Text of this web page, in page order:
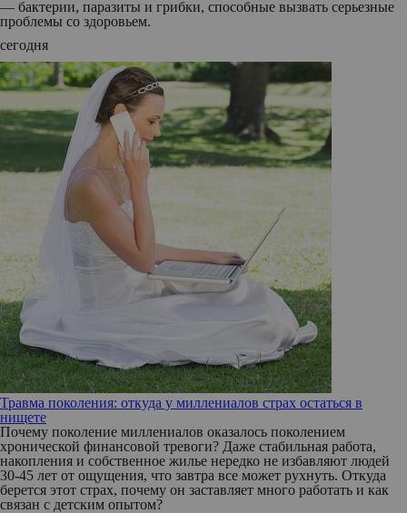
— бактерии, паразиты и грибки, способные вызвать серьезные
проблемы со здоровьем.
сегодня
Травма поколения: откуда у миллениалов страх остаться в
нищете
Почему поколение миллениалов оказалось поколением
хронической финансовой тревоги? Даже стабильная работа,
накопления и собственное жилье нередко не избавляют людей
30-45 лет от ощущения, что завтра все может рухнуть. Откуда
берется этот страх, почему он заставляет много работать и как
связан с детским опытом?